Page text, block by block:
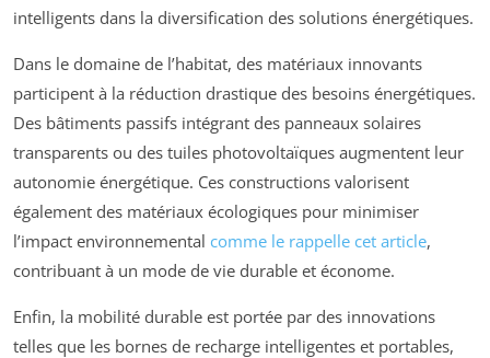
intelligents dans la diversification des solutions énergétiques.
Dans le domaine de l’habitat, des matériaux innovants
participent à la réduction drastique des besoins énergétiques.
Des bâtiments passifs intégrant des panneaux solaires
transparents ou des tuiles photovoltaïques augmentent leur
autonomie énergétique. Ces constructions valorisent
également des matériaux écologiques pour minimiser
l’impact environnemental comme le rappelle cet article,
contribuant à un mode de vie durable et économe.
Enfin, la mobilité durable est portée par des innovations
telles que les bornes de recharge intelligentes et portables,